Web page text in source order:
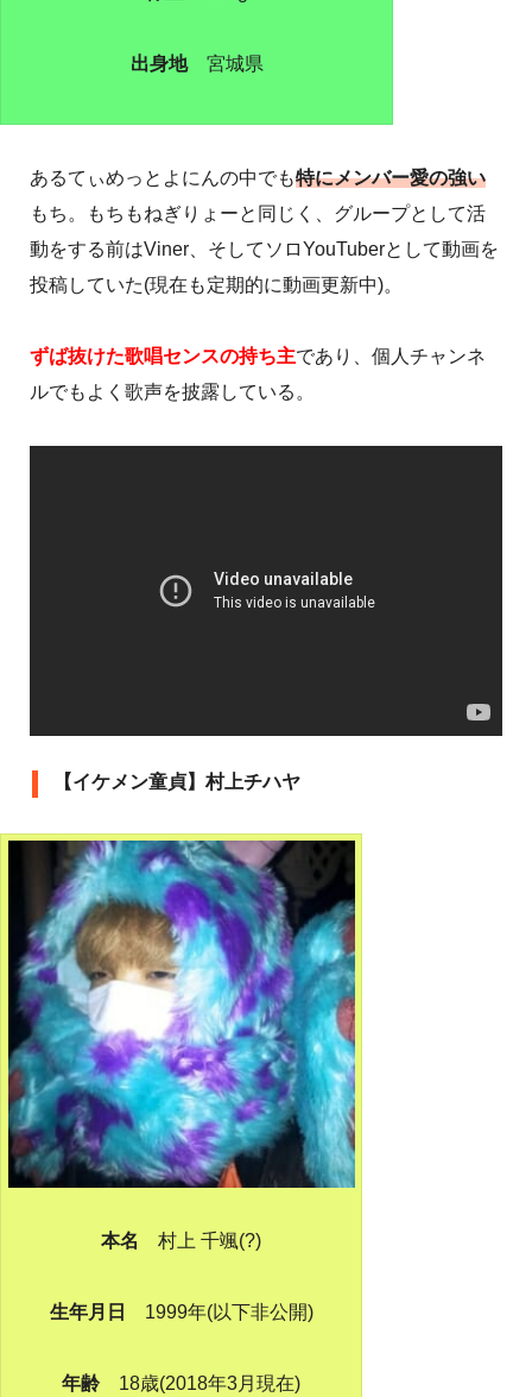
出身地 宮城県
あるてぃめっとよにんの中でも特にメンバー愛の強い
もち。もちもねぎりょーと同じく、グループとして活
動をする前はViner、そしてソロYouTuberとして動画を
投稿していた(現在も定期的に動画更新中)。
ずば抜けた歌唱センスの持ち主であり、個人チャンネ
ルでもよく歌声を披露している。
【イケメン童貞】村上チハヤ
本名 村上 千颯(?)
生年月日 1999年(以下非公開)
年齢 18歳(2018年3月現在)